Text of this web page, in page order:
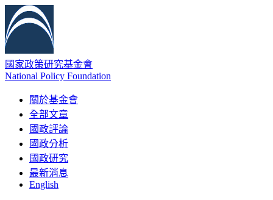
國家政策研究基金會
National Policy Foundation
關於基金會
全部文章
國政評論
國政分析
國政研究
最新消息
English